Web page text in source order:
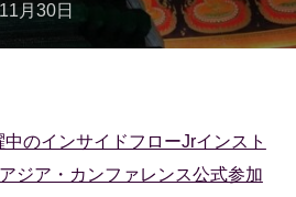
月30日
のインサイドフローJrインスト
ジア・カンファレンス公式参加